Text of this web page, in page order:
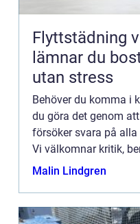
Flyttstädning
lämnar du
utan stress
Behöver du komma i
du göra det genom
försöker svara på
Vi välkomnar kritik,
kommentarer till
Malin Lindgren